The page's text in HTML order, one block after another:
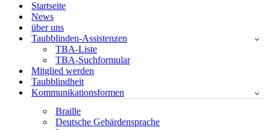
Startseite
News
über uns
Taubblinden-Assistenzen
TBA-Liste
TBA-Suchformular
Mitglied werden
Taubblindheit
Kommunikationsformen
Braille
Deutsche Gebärdensprache